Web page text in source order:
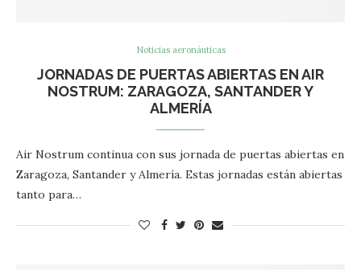
Noticias aeronáuticas
JORNADAS DE PUERTAS ABIERTAS EN AIR
NOSTRUM: ZARAGOZA, SANTANDER Y
ALMERÍA
Air Nostrum continua con sus jornada de puertas abiertas en
Zaragoza, Santander y Almería. Estas jornadas están abiertas
tanto para…